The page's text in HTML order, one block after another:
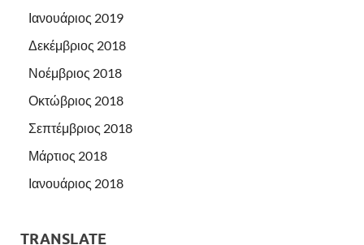
Ιανουάριος 2019
Δεκέμβριος 2018
Νοέμβριος 2018
Οκτώβριος 2018
Σεπτέμβριος 2018
Μάρτιος 2018
Ιανουάριος 2018
TRANSLATE